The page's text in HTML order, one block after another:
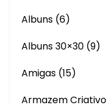
Albuns (6)
Albuns 30×30 (9)
Amigas (15)
Armazem Criativo